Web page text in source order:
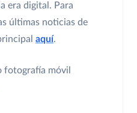
era digital. Para
últimas noticias de
aquí.
fotografía móvil